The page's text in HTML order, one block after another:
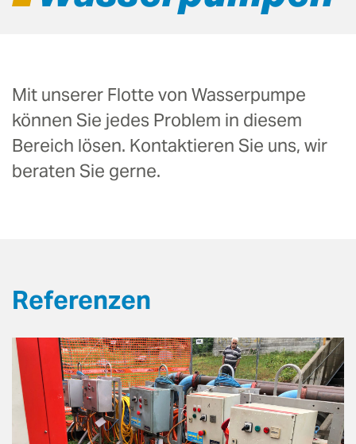
Mit unserer Flotte von Wasserpumpe
können Sie jedes Problem in diesem
Bereich lösen. Kontaktieren Sie uns, wir
beraten Sie gerne.
Referenzen